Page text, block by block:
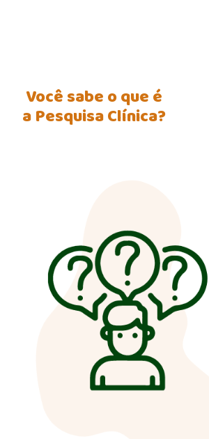
Você sabe o que é
a Pesquisa Clínica?